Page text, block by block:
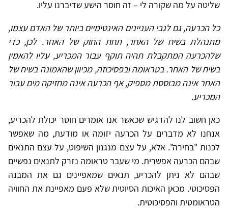
שליטה על מה שקורה לי – זה חוסר הישע שדיברנו עליו.
כל הכרעה, גם לגבי העניינים האינטימיים ביותר של האדם עצמו,
מתנהלת בשיח של האחר, תחת החוק של האחר. לכן, כדי
שלהכרעה המתקבלת תהיה תוקף עבור המכריע, עליו להאמין
בשיח של האחר. בטראומה ובפסיכוזה, מכיוון שהאמונה בשיח של
האחר אינה מבוססת מספיק, אף הכרעה אינה מחזיקה מים עבור
המכריע.
כאן חשוב לנו להדגיש שכאשר אנו אומרים חוסר יכולת להכריע,
אנחנו לא מדברים על הכרעה יזומה או מודעת, מה שאפשר
לכנות "בחירה". אלא, על עצם מנגנון השיפוט, על עצם התנאים
שבהם הכרעה אפשרית. מי שעבר טראומה נזרק לתנאים נפשיים
שבהם לא ניתן להכריע, תנאים שמאפיינים גם את המבנה
הפסיכוטי. מכאן האיכות הסיוטית שלא פעם מאפיינת את החוויה
הטראומטית והפסיכוטית.